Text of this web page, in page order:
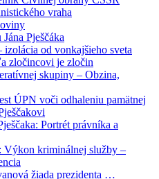
vraha
Pješčáka
od vonkajšieho sveta
zločincovi je zločin
skupiny – Obzina,
ÚPN voči odhaleniu pamätnej
Portrét právníka a
Výkon kriminálnej služby –
žiada prezidenta …